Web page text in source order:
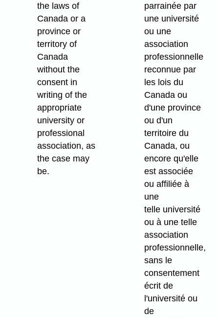
the laws of
Canada or a
province or
territory of
Canada
without the
consent in
writing of the
appropriate
university or
professional
association, as
the case may
be.
parrainée par
une université
ou une
association
professionnelle
reconnue par
les lois du
Canada ou
d'une province
ou d'un
territoire du
Canada, ou
encore qu'elle
est associée
ou affiliée à
une
telle université
ou à une telle
association
professionnelle,
sans le
consentement
écrit de
l'université ou
de